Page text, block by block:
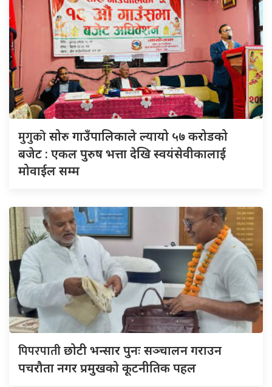
मुगुकोसोरु गाउँपालिकाले ल्यायो ५७ करोडको
बजेट : एकल पुरुष भत्ता देखि स्वयंसेवीकालाई
मोवाईल सम्म
पिपरपातीछोटी भन्सार पुनः सञ्चालन गराउन
पचरौता नगर प्रमुखको कूटनीतिक पहल